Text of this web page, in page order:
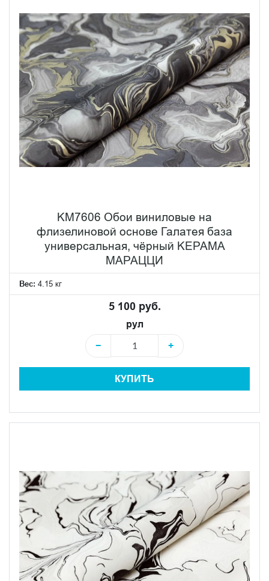
KM7606 Обои виниловые на
флизелиновой основе Галатея база
универсальная, чёрный KЕРАМА
МАРАЦЦИ
Вес: 4.15 кг
5 100 руб.
рул
−
+
КУПИТЬ